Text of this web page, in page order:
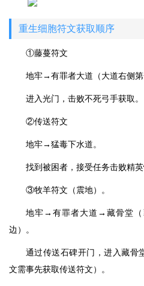
重生细胞符文获取顺序
①藤蔓符文
地牢→有罪者大道（大道右侧第
进入光门，击败不死弓手获取。
②传送符文
地牢→猛毒下水道。
找到被困者，接受任务击败精英
③牧羊符文（震地）。
地牢→有罪者大道→藏骨堂（
边）。
通过传送石碑开门，进入藏骨
文需事先获取传送符文）。